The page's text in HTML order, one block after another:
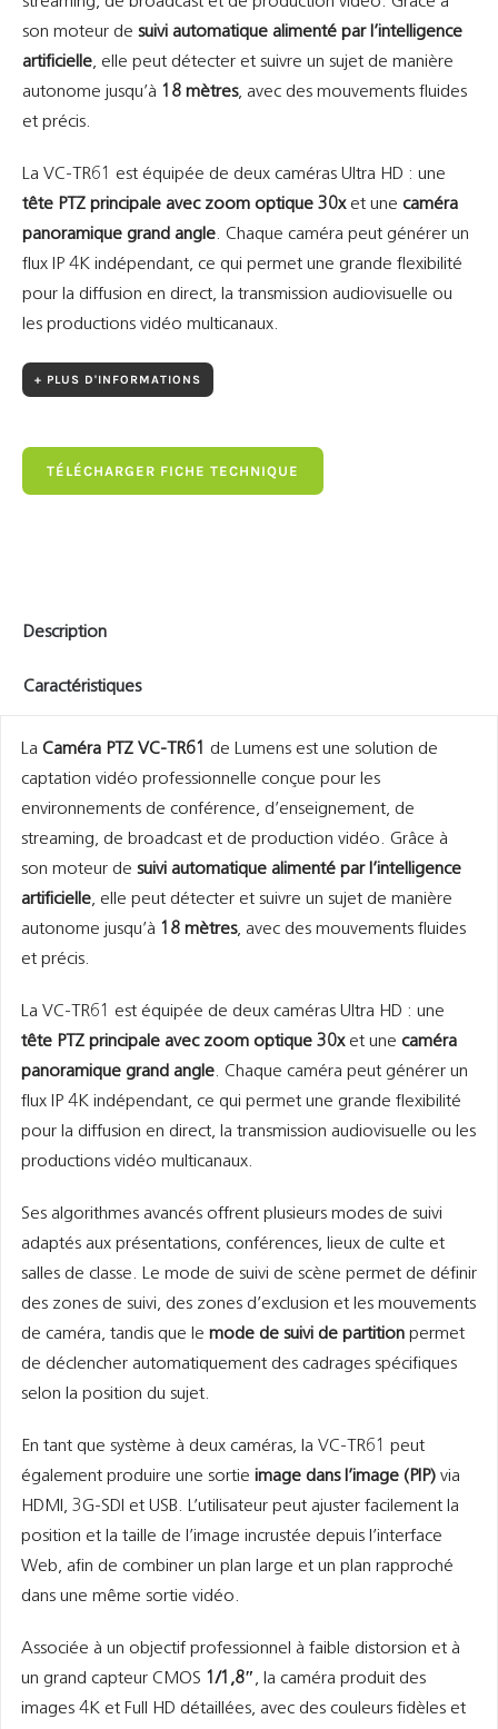
son moteur de suivi automatique alimenté par l’intelligence
artificielle, elle peut détecter et suivre un sujet de manière
autonome jusqu’à 18 mètres, avec des mouvements fluides
et précis.
La VC-TR61 est équipée de deux caméras Ultra HD : une
tête PTZ principale avec zoom optique 30xet une caméra
panoramique grand angle. Chaque caméra peut générer un
flux IP 4K indépendant, ce qui permet une grande flexibilité
pour la diffusion en direct, la transmission audiovisuelle ou
les productions vidéo multicanaux.
+ PLUS D'INFORMATIONS
TÉLÉCHARGER FICHE TECHNIQUE
Description
Caractéristiques
La Caméra PTZ VC-TR61 de Lumens est une solution de
captation vidéo professionnelle conçue pour les
environnements de conférence, d’enseignement, de
streaming, de broadcast et de production vidéo. Grâce à
son moteur de suivi automatique alimenté par l’intelligence
artificielle, elle peut détecter et suivre un sujet de manière
autonome jusqu’à 18 mètres, avec des mouvements fluides
et précis.
La VC-TR61 est équipée de deux caméras Ultra HD : une
tête PTZ principale avec zoom optique 30xet une caméra
panoramique grand angle. Chaque caméra peut générer un
flux IP 4K indépendant, ce qui permet une grande flexibilité
pour la diffusion en direct, la transmission audiovisuelle ou les
productions vidéo multicanaux.
Ses algorithmes avancés offrent plusieurs modes de suivi
adaptés aux présentations, conférences, lieux de culte et
salles de classe. Le mode de suivi de scène permet de définir
des zones de suivi, des zones d’exclusion et les mouvements
de caméra, tandis que le mode de suivi de partitionpermet
de déclencher automatiquement des cadrages spécifiques
selon la position du sujet.
En tant que système à deux caméras, la VC-TR61 peut
également produire une sortie image dans l’image (PIP)via
HDMI, 3G-SDI et USB. L’utilisateur peut ajuster facilement la
position et la taille de l’image incrustée depuis l’interface
Web, afin de combiner un plan large et un plan rapproché
dans une même sortie vidéo.
Associée à un objectif professionnel à faible distorsion et à
un grand capteur CMOS 1/1,8″, la caméra produit des
images 4K et Full HD détaillées, avec des couleurs fidèles et